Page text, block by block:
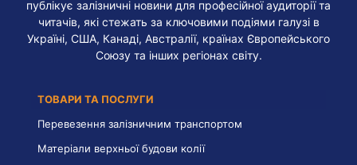
публікує залізничні новини для професійної аудиторії та
читачів, які стежать за ключовими подіями галузі в
Україні, США, Канаді, Австралії, країнах Європейського
Союзу та інших регіонах світу.
ТОВАРИ ТА ПОСЛУГИ
Перевезення залізничним транспортом
Матеріали верхньої будови колії